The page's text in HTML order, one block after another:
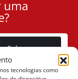
tecnologias como
uma
Subscrever